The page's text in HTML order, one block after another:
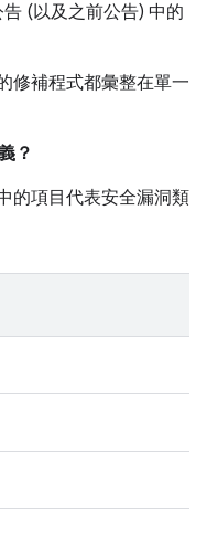
(以及之前公告) 中的
修補程式都彙整在單一
？
的項目代表安全漏洞類